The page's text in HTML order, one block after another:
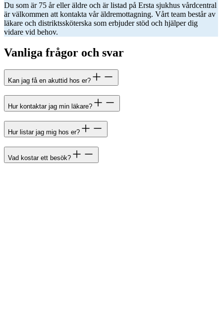
Du som är 75 år eller äldre och är listad på Ersta sjukhus vårdcentral
är välkommen att kontakta vår äldremottagning. Vårt team består av
läkare och distriktssköterska som erbjuder stöd och hjälper dig
vidare vid behov.
Vanliga frågor och svar
Kan jag få en akuttid hos er?
Hur kontaktar jag min läkare?
Hur listar jag mig hos er?
Vad kostar ett besök?